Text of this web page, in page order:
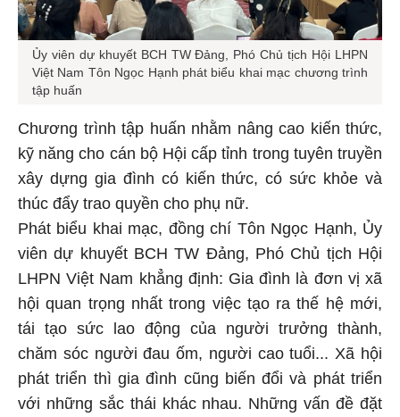
Ủy viên dự khuyết BCH TW Đảng, Phó Chủ tịch Hội LHPN
Việt Nam Tôn Ngọc Hạnh phát biểu khai mạc chương trình
tập huấn
Chương trình tập huấn nhằm nâng cao kiến thức,
kỹ năng cho cán bộ Hội cấp tỉnh trong tuyên truyền
xây dựng gia đình có kiến thức, có sức khỏe và
thúc đẩy trao quyền cho phụ nữ.
Phát biểu khai mạc, đồng chí Tôn Ngọc Hạnh, Ủy
viên dự khuyết BCH TW Đảng, Phó Chủ tịch Hội
LHPN Việt Nam khẳng định: Gia đình là đơn vị xã
hội quan trọng nhất trong việc tạo ra thế hệ mới,
tái tạo sức lao động của người trưởng thành,
chăm sóc người đau ốm, người cao tuổi... Xã hội
phát triển thì gia đình cũng biến đổi và phát triển
với những sắc thái khác nhau. Những vấn đề đặt